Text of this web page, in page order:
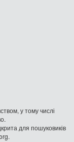
у тому числі
для пошуковиків